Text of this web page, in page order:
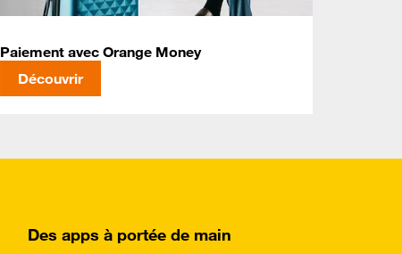
Paiement avec Orange Money
Découvrir
Des apps à portée de main